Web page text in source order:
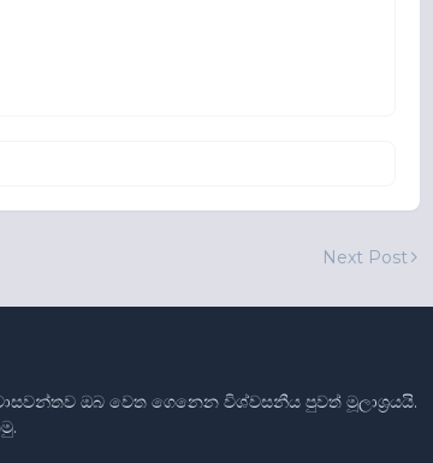
Next Post
ඔබ වෙත ගෙනෙන විශ්වසනීය පුවත් මූලාශ්‍රයයි.